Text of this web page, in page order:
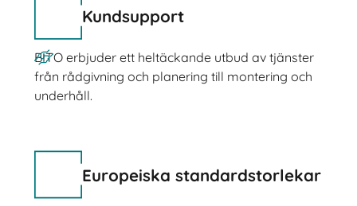
Kundsupport
BITO erbjuder ett heltäckande utbud av tjänster
från rådgivning och planering till montering och
underhåll.
Europeiska standardstorlekar